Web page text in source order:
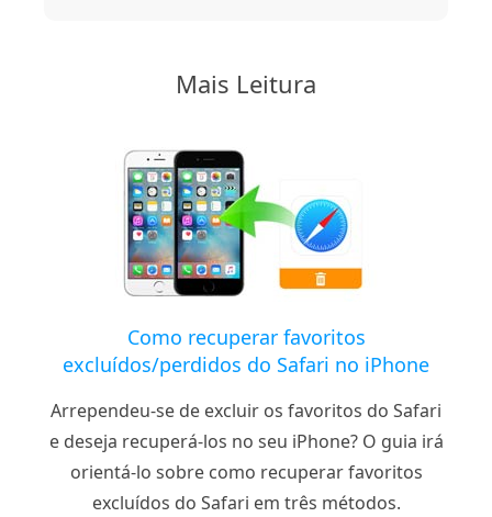
Mais Leitura
Como recuperar favoritos
excluídos/perdidos do Safari no iPhone
Arrependeu-se de excluir os favoritos do Safari
e deseja recuperá-los no seu iPhone? O guia irá
orientá-lo sobre como recuperar favoritos
excluídos do Safari em três métodos.